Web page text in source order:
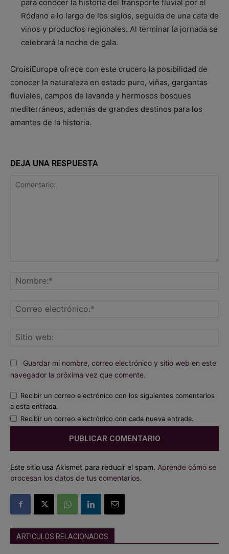
para conocer la historia del transporte fluvial por el
Ródano a lo largo de los siglos, seguida de una cata de
vinos y productos regionales. Al terminar la jornada se
celebrará la noche de gala.
CroisiEurope ofrece con este crucero la posibilidad de
conocer la naturaleza en estado puro, viñas, gargantas
fluviales, campos de lavanda y hermosos bosques
mediterráneos, además de grandes destinos para los
amantes de la historia.
DEJA UNA RESPUESTA
Guardar mi nombre, correo electrónico y sitio web en este
navegador la próxima vez que comente.
Recibir un correo electrónico con los siguientes comentarios
a esta entrada.
Recibir un correo electrónico con cada nueva entrada.
Este sitio usa Akismet para reducir el spam. Aprende cómo se
procesan los datos de tus comentarios.
ARTICULOS RELACIONADOS